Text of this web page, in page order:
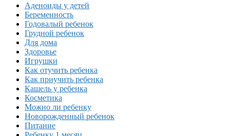
Аденоиды у детей
Беременность
Годовалый ребенок
Грудной ребенок
Для дома
Здоровье
Игрушки
Как отучить ребенка
Как приучить ребенка
Кашель у ребенка
Косметика
Можно ли ребенку
Новорожденный ребенок
Питание